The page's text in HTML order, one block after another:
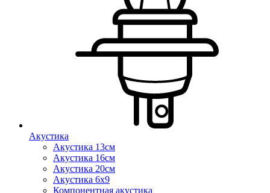
Акустика
Акустика 13см
Акустика 16см
Акустика 20см
Акустика 6x9
Компонентная акустика